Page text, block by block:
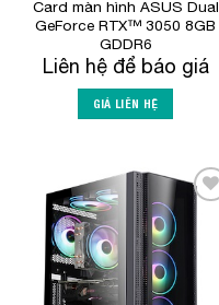
Card màn hình ASUS Dual
GeForce RTX™ 3050 8GB
GDDR6
Liên hệ để báo giá
GIÁ LIÊN HỆ
Add to
Wishlist